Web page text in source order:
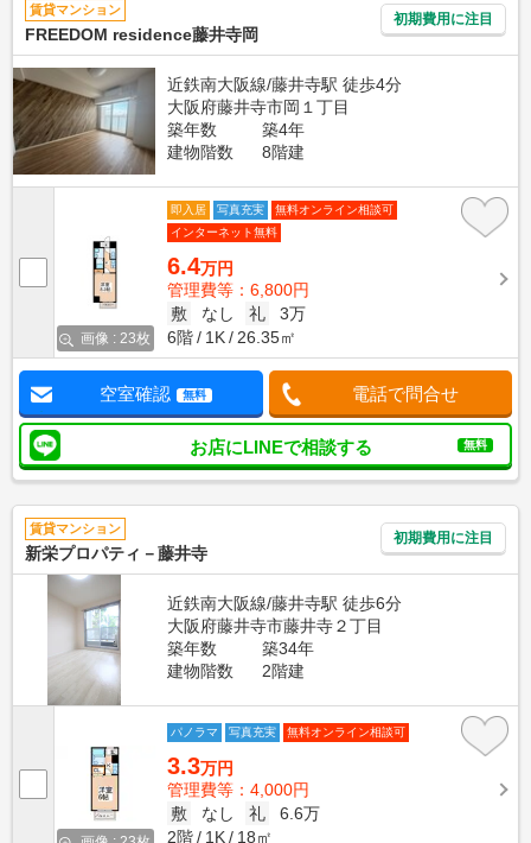
賃貸マンション
FREEDOM residence藤井寺岡
初期費用に注目
近鉄南大阪線/藤井寺駅 徒歩4分
大阪府藤井寺市岡１丁目
築年数
築4年
建物階数
8階建
画像 : 23枚
即入居 写真充実
無料オンライン相談可
インターネット無料
6.4万円
管理費等：6,800円
敷
なし 礼
3万
6階
1K 26.35㎡
空室確認 無料 電話で問合せ
お店にLINEで相談する 無料
賃貸マンション
新栄プロパティ－藤井寺
初期費用に注目
近鉄南大阪線/藤井寺駅 徒歩6分
大阪府藤井寺市藤井寺２丁目
築年数
築34年
建物階数
2階建
パノラマ 写真充実 無料オンライン相談可
3.3万円
管理費等：4,000円
敷
なし 礼
6.6万
2階
1K 18㎡